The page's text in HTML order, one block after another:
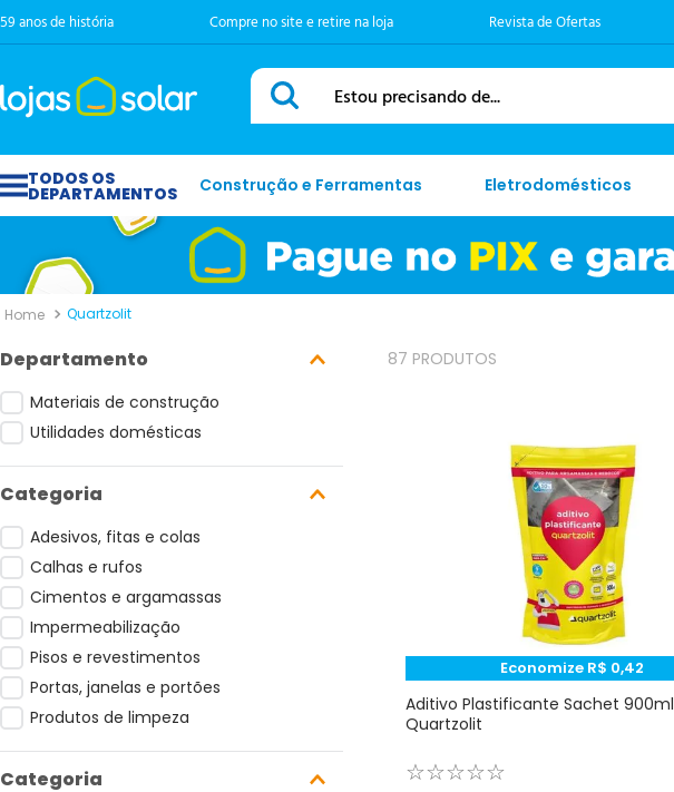
59 anos de história Compre no site e retire na loja Revista de Ofertas
Estou precisando de...
Construção e Ferramentas Eletrodomésticos
Quartzolit
Departamento
Materiais de construção
Utilidades domésticas
Categoria
Adesivos, fitas e colas
Calhas e rufos
Cimentos e argamassas
Impermeabilização
Pisos e revestimentos
Portas, janelas e portões
Produtos de limpeza
87 PRODUTOS
Economize R$ 0,42
Aditivo Plastificante Sachet 900ml
Quartzolit
☆☆☆☆☆